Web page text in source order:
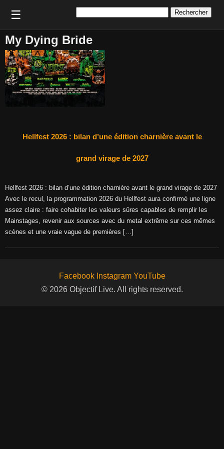
☰
My Dying Bride
Hellfest 2026 : bilan d’une édition charnière avant le
grand virage de 2027
Hellfest 2026 : bilan d’une édition charnière avant le grand virage de 2027
Avec le recul, la programmation 2026 du Hellfest aura confirmé une ligne
assez claire : faire cohabiter les valeurs sûres capables de remplir les
Mainstages, revenir aux sources avec du metal extrême sur ces mêmes
scènes et une vraie vague de premières […]
Facebook Instagram YouTube
© 2026 Objectif Live. All rights reserved.